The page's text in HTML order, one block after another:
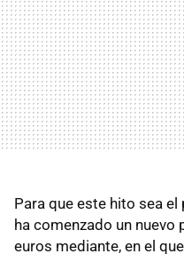
Para que este hito sea
ha comenzado un
euros mediante, en el